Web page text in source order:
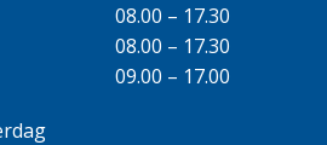
08.00 – 17.30
08.00 – 17.30
09.00 – 17.00